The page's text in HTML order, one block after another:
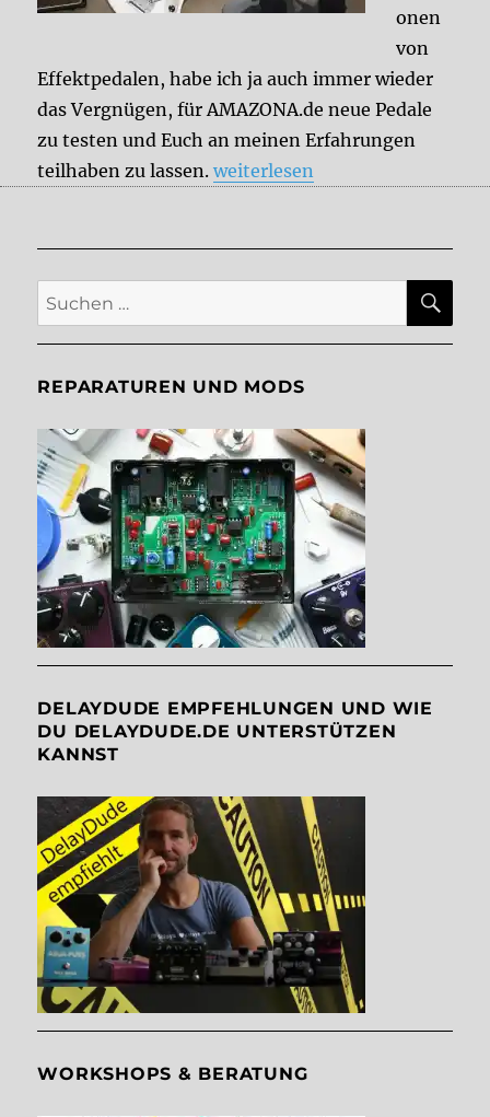
onen
von
Effektpedalen, habe ich ja auch immer wieder
das Vergnügen, für AMAZONA.de neue Pedale
zu testen und Euch an meinen Erfahrungen
teilhaben zu lassen.„Aktuelle DelayDude-Tests
weiterlesen
Suche
nach:
REPARATUREN UND MODS
DELAYDUDE EMPFEHLUNGEN UND WIE
DU DELAYDUDE.DE UNTERSTÜTZEN
KANNST
WORKSHOPS & BERATUNG